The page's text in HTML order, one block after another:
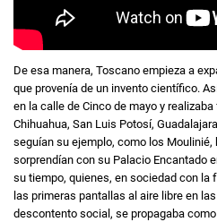
De esa manera, Toscano empieza a
que provenía de un invento científico.
en la calle de Cinco de mayo y
Chihuahua, San Luis Potosí,
seguían su ejemplo, como los
sorprendían con su Palacio Encantado
su tiempo, quienes, en sociedad con la
las primeras pantallas al aire libre en
descontento social, se propagaba